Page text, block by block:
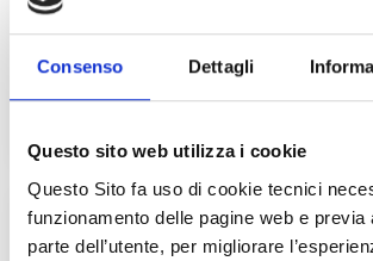
Consenso Dettagli
Questo sito web utilizza i cookie
Questo Sito fa uso di cookie tecnici
funzionamento delle pagine web e previa
parte dell’utente, per migliorare
LOMBARDIA IN CAMPO
Alla scoperta di progetti realizzati dalle
lombarde con il contributo del PSR.